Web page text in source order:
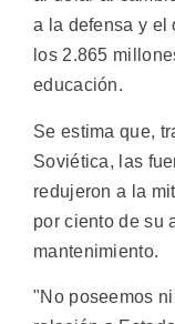
a la defensa y el
los 2.865
educación.
Se estima que,
Soviética, las
redujeron a la
por ciento de su
mantenimiento.
"No poseemos